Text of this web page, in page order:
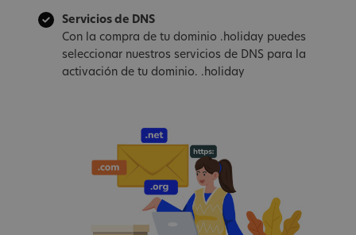
Servicios de DNS
Con la compra de tu dominio .holiday puedes
seleccionar nuestros servicios de DNS para la
activación de tu dominio. .holiday